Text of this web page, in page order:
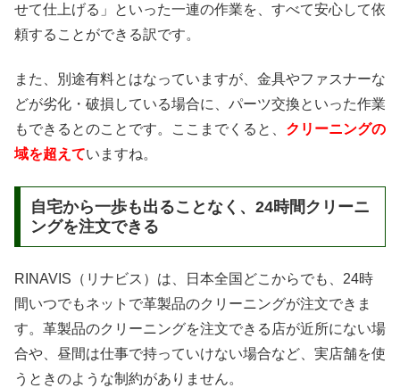
せて仕上げる」といった一連の作業を、すべて安心して依
頼することができる訳です。
また、別途有料とはなっていますが、金具やファスナーな
どが劣化・破損している場合に、パーツ交換といった作業
もできるとのことです。ここまでくると、 クリーニングの
域を超えていますね。
自宅から一歩も出ることなく、24時間クリーニ
ングを注文できる
RINAVIS（リナビス）は、日本全国どこからでも、24時
間いつでもネットで革製品のクリーニングが注文できま
す。革製品のクリーニングを注文できる店が近所にない場
合や、昼間は仕事で持っていけない場合など、実店舗を使
うときのような制約がありません。